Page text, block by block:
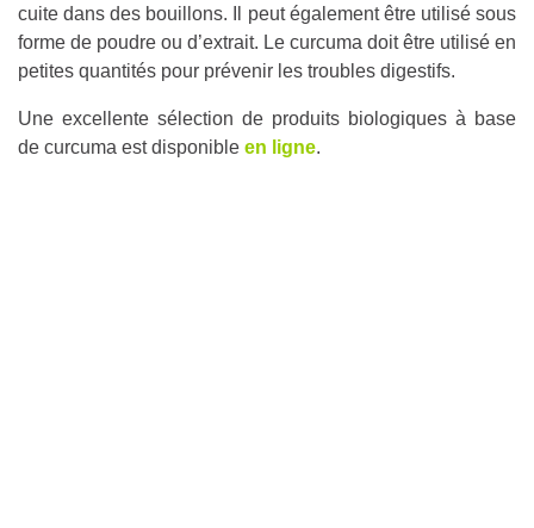
cuite dans des bouillons. Il peut également être utilisé sous
forme de poudre ou d’extrait. Le curcuma doit être utilisé en
petites quantités pour prévenir les troubles digestifs.
Une excellente sélection de produits biologiques à base
de curcuma est disponible en ligne.